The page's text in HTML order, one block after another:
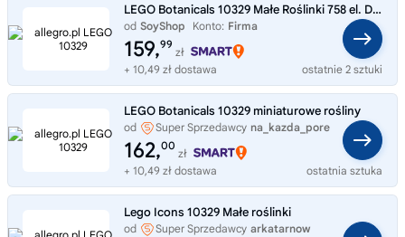
LEGO Botanicals 10329 Małe Roślinki 758 el. Dekoracja
od SoyShop Konto: Firma
159,99
zł
+ 10,49 zł dostawa
ostatnie 2 sztuki
LEGO Botanicals 10329 miniaturowe rośliny
od Super Sprzedawcy na_kazda_pore
162,00
zł
+ 10,49 zł dostawa
ostatnia sztuka
Lego Icons 10329 Małe roślinki
od Super Sprzedawcy arkatarnow